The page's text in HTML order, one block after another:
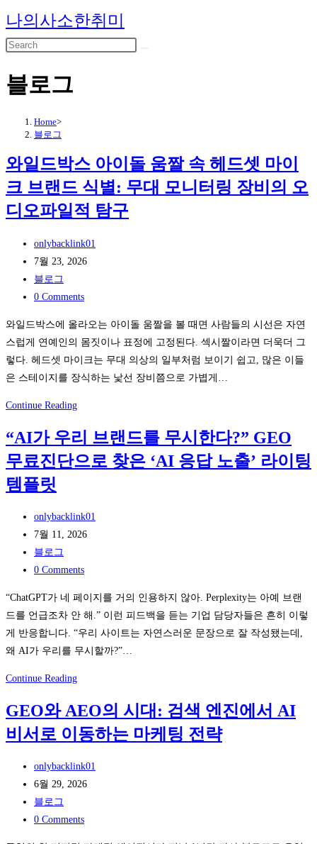
Skip
to
content
나의사소한취미
블로그
Home>
블로그
와일드박스 아이돌 움짤 속 헤드셋 마이
크 브랜드 식별: 무대 모니터링 장비의 오
디오파일적 탐구
Post
author:
onlybacklink01
Post
published:
7월 23, 2026
Post
category:
블로그
Post
0 Comments
와일드박스에 올라오는 아이돌 움짤을 볼 때면 사람들의 시선은 자연
스럽게 연예인의 몸짓이나 표정에 고정된다. 섹시짤이라면 더욱더 그
렇다. 헤드셋 마이크는 무대 의상의 일부처럼 보이기 쉽고, 많은 이들
은 스테이지를 장식하는 낯선 장비쯤으로 가볍게…
Continue Reading와
드
박
이
돌
짤
헤
드
셋
마
브
랜
드
“AI가 우리 브랜드를 무시한다?” GEO
무료진단으로 찾은 ‘AI 응답 노출’ 라이팅
템플릿
Post
author:
onlybacklink01
Post
published:
7월 11, 2026
Post
category:
블로그
Post
0 Comments
“ChatGPT가 네 페이지를 거의 인용하지 않아. Perplexity는 아예 브랜
드를 언급조차 안 해.” 이런 피드백을 듣는 기업 담당자들은 흔히 이렇
게 반응합니다. “우리 사이트는 자연스러운 문장으로 잘 작성됐는데,
왜 AI가 우리를 무시할까?”…
Continue Reading“AI
우
리
랜
드
무
GEO와 AEO의 시대: 검색 엔진에서 AI
비서로 이동하는 마케팅 전략
Post
author:
onlybacklink01
Post
published:
6월 29, 2026
Post
category:
블로그
Post
0 Comments